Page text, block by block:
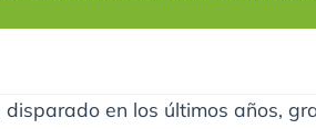
disparado en los últimos años,